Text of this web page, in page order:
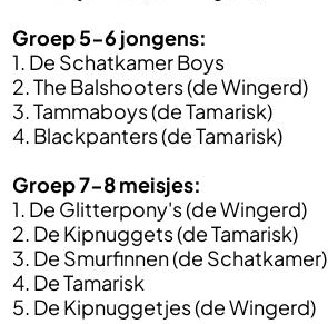
Groep 5-6 jongens:
1. De Schatkamer Boys
2. The Balshooters (de Wingerd)
3. Tammaboys (de Tamarisk)
4. Blackpanters (de Tamarisk)
Groep 7-8 meisjes:
1. De Glitterpony's (de Wingerd)
2. De Kipnuggets (de Tamarisk)
3. De Smurfinnen (de Schatkamer)
4. De Tamarisk
5. De Kipnuggetjes (de Wingerd)